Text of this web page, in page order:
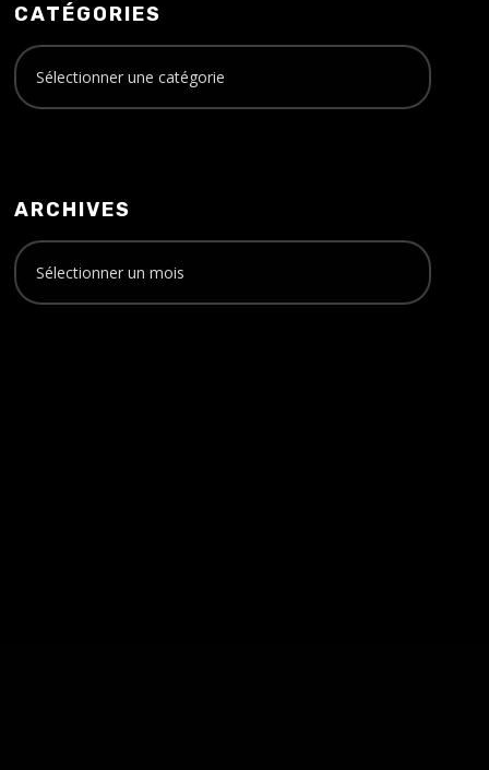
CATÉGORIES
ARCHIVES